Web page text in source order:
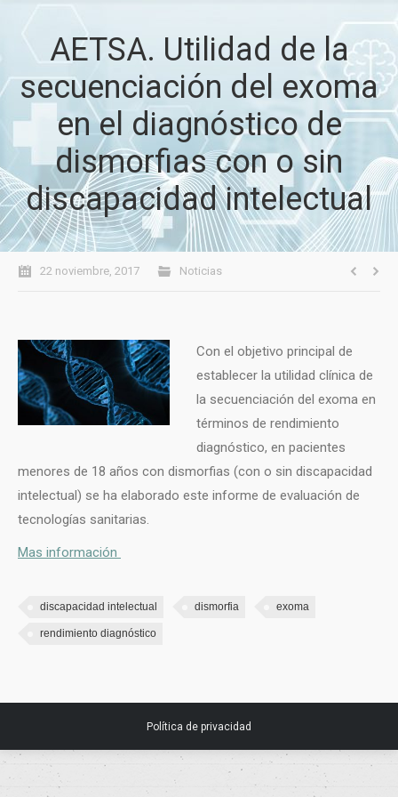
AETSA. Utilidad de la
secuenciación del exoma
en el diagnóstico de
dismorfias con o sin
discapacidad intelectual
22 noviembre, 2017 Noticias
Con el objetivo principal de
establecer la utilidad clínica de
la secuenciación del exoma en
términos de rendimiento
diagnóstico, en pacientes
menores de 18 años con dismorfias (con o sin discapacidad
intelectual) se ha elaborado este informe de evaluación de
tecnologías sanitarias.
Mas información
discapacidad intelectual dismorfia exoma
rendimiento diagnóstico
Política de privacidad